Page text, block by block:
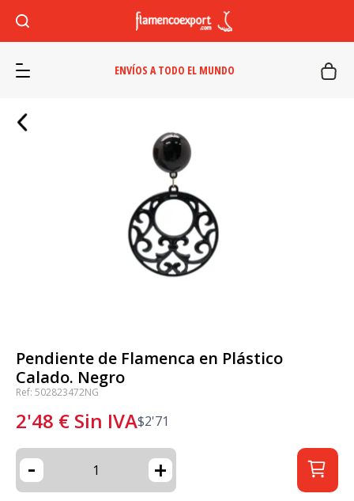
ENVÍOS A TODO EL MUNDO
Pendiente de Flamenca en Plástico
Calado. Negro
Ref: 502823472NG
2'48 € Sin IVA$2'71
- +